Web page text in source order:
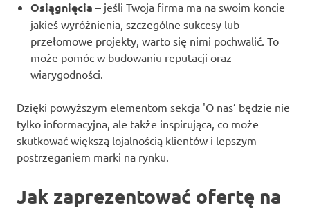
Osiągnięcia – jeśli Twoja firma ma na swoim koncie
jakieś wyróżnienia, szczególne sukcesy lub
przełomowe projekty, warto się nimi pochwalić. To
może pomóc w budowaniu reputacji oraz
wiarygodności.
Dzięki powyższym elementom sekcja 'O nas’ będzie nie
tylko informacyjna, ale także inspirująca, co może
skutkować większą lojalnością klientów i lepszym
postrzeganiem marki na rynku.
Jak zaprezentować ofertę na